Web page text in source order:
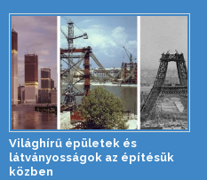
Világhírű épületek és
látványosságok az építésük
közben